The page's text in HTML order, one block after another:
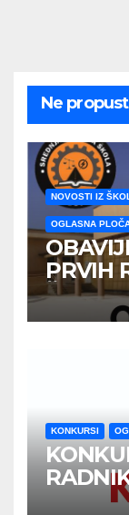
Ne
NOVOSTI IZ
OGLASNA
PRVIH RAZREDA U
KONKURSI